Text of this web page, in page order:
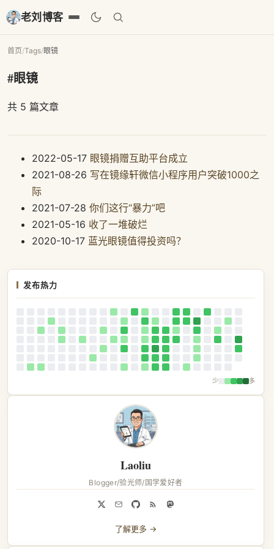
老刘博客
首页/Tags/眼镜
#眼镜
共 5 篇文章
2022-05-17 眼镜捐赠互助平台成立
2021-08-26 写在镜缘轩微信小程序用户突破1000之
际
2021-07-28 你们这行“暴力”吧
2021-05-16 收了一堆破烂
2020-10-17 蓝光眼镜值得投资吗？
发布热力
少 多
Laoliu
Blogger/验光师/国学爱好者
了解更多 →